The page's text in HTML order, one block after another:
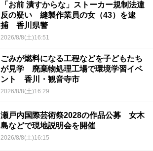
「お前 潰すからな」ストーカー規制法違
反の疑い 縫製作業員の女（43）を逮
捕 香川県警
2026/8/8(土)16:51
ごみが燃料になる工程などを子どもたち
が見学 廃棄物処理工場で環境学習イベ
ント 香川・観音寺市
2026/8/8(土)16:29
瀬戸内国際芸術祭2028の作品公募 女木
島などで現地説明会を開催
2026/8/8(土)16:15